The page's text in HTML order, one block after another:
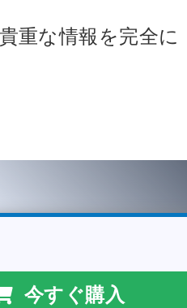
重な情報を完全に
今すぐ購入